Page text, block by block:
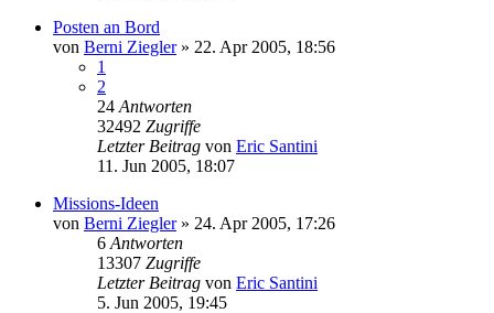
Posten an Bord
von Berni Ziegler» 22. Apr 2005, 18:56
1
2
24 Antworten
32492 Zugriffe
Letzter Beitrag von Eric Santini
11. Jun 2005, 18:07
Missions-Ideen
von Berni Ziegler» 24. Apr 2005, 17:26
6 Antworten
13307 Zugriffe
Letzter Beitrag von Eric Santini
5. Jun 2005, 19:45